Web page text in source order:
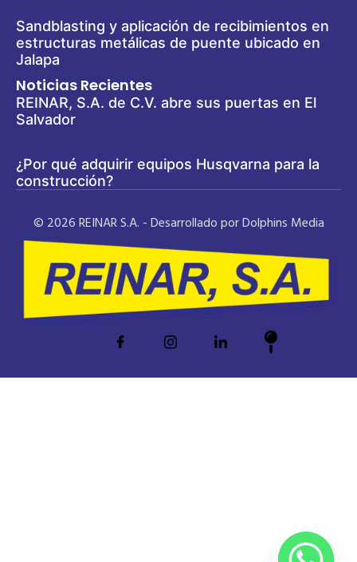
Sandblasting y aplicación de recibimientos en
estructuras metálicas de puente ubicado en
Jalapa
Noticias Recientes
REINAR, S.A. de C.V. abre sus puertas en El
Salvador
¿Por qué adquirir equipos Husqvarna para la
construcción?
© 2026 REINAR S.A. - Desarrollado por Dolphins Media